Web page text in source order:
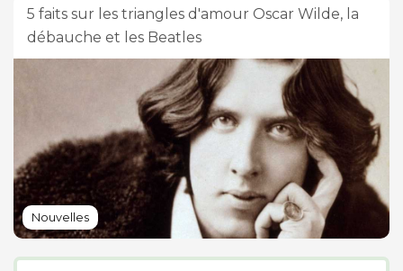
5 faits sur les triangles d'amour Oscar Wilde, la
débauche et les Beatles
Nouvelles